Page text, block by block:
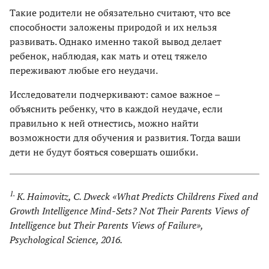
Такие родители не обязательно считают, что все
способности заложены природой и их нельзя
развивать. Однако именно такой вывод делает
ребенок, наблюдая, как мать и отец тяжело
переживают любые его неудачи.
Исследователи подчеркивают: самое важное –
объяснить ребенку, что в каждой неудаче, если
правильно к ней отнестись, можно найти
возможности для обучения и развития. Тогда ваши
дети не будут бояться совершать ошибки.
1. K. Haimovitz, C. Dweck «What Predicts Childrens Fixed and
Growth Intelligence Mind-Sets? Not Their Parents Views of
Intelligence but Their Parents Views of Failure»,
Psychological Science, 2016.